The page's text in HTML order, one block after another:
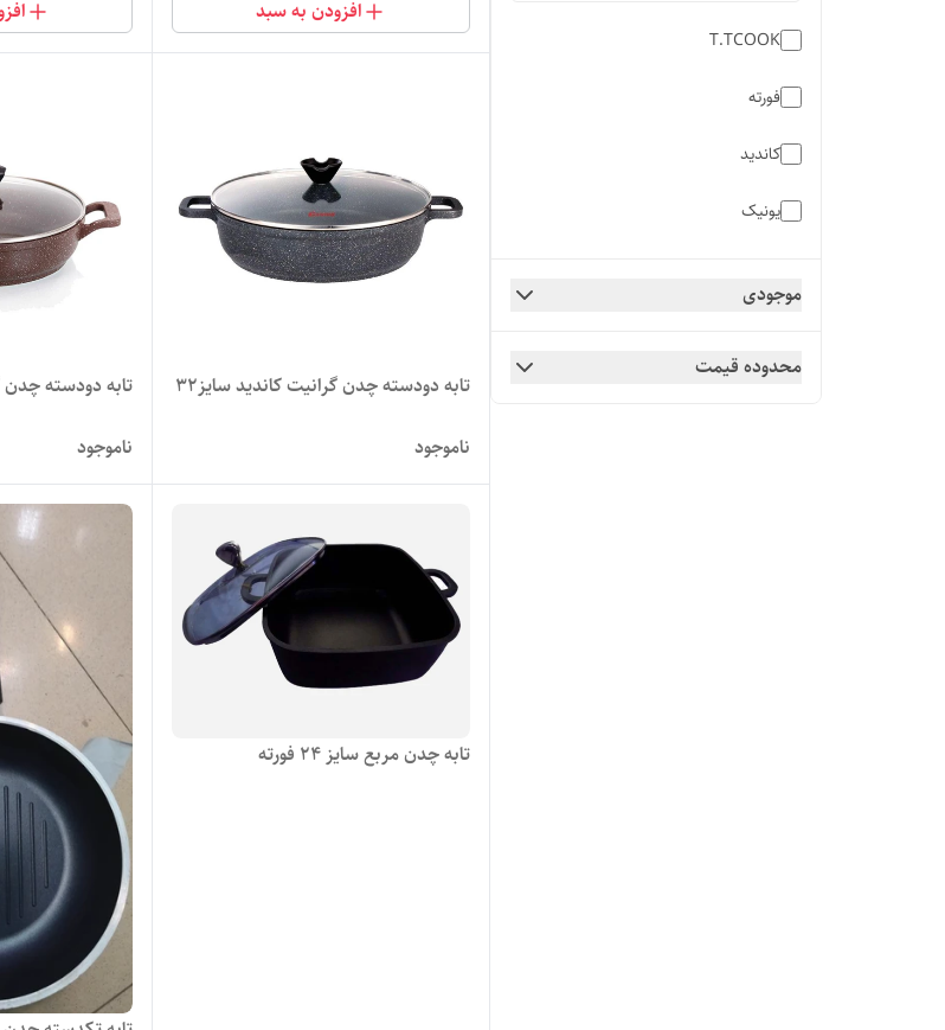
T.TCOOK
فورته
کاندید
یونیک
موجودی
محدوده قیمت
افزودن به سبد
تابه دودسته چدن گرانیت کاندید سایز۳۲
ناموجود
تابه دودسته چدن
ناموجود
تابه چدن مربع سایز ۲۴ فورته